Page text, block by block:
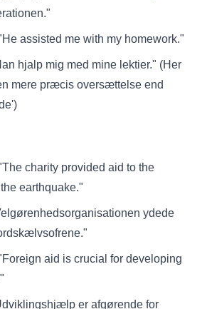
assisted me with my homework."
hjalp mig med mine lektier." (Her
mere præcis oversættelse end
charity provided aid to the
earthquake."
ydede
aid is crucial for developing
er afgørende for